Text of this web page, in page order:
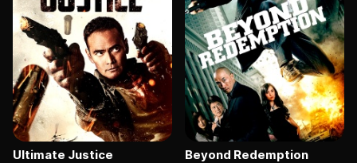
Ultimate Justice Beyond Redemption